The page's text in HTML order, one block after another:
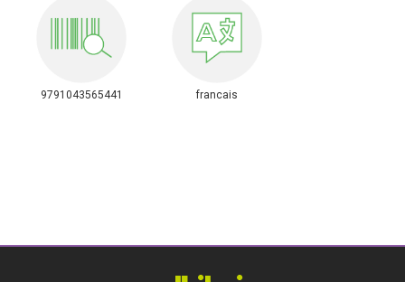
9791043565441 francais